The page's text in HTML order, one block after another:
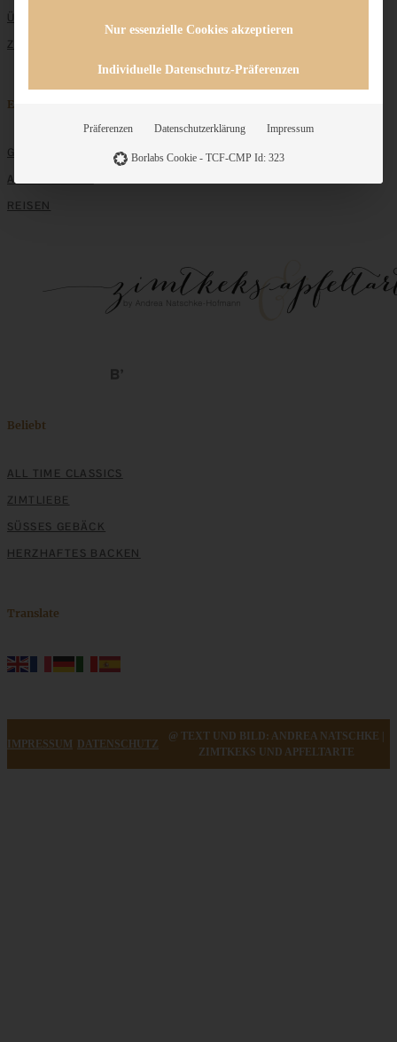
ÜBER MICH
ZUSAMMENARBEIT
Entdecken
GRUNDLAGEN
ALLE REZEPTE
REISEN
Beliebt
ALL TIME CLASSICS
ZIMTLIEBE
SÜSSES GEBÄCK
HERZHAFTES BACKEN
Translate
IMPRESSUM DATENSCHUTZ
@ TEXT UND BILD: ANDREA NATSCHKE |
ZIMTKEKS UND APFELTARTE
Nur essenzielle Cookies akzeptieren
Individuelle Datenschutz-Präferenzen
Präferenzen Datenschutzerklärung Impressum
Borlabs Cookie - TCF-CMP Id: 323